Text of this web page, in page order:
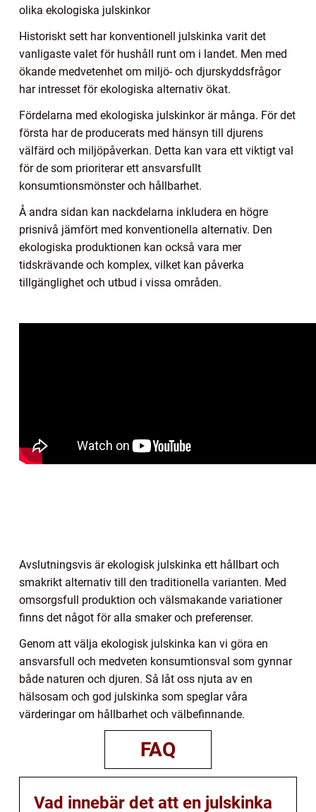
olika ekologiska julskinkor
Historiskt sett har konventionell julskinka varit det
vanligaste valet för hushåll runt om i landet. Men med
ökande medvetenhet om miljö- och djurskyddsfrågor
har intresset för ekologiska alternativ ökat.
Fördelarna med ekologiska julskinkor är många. För det
första har de producerats med hänsyn till djurens
välfärd och miljöpåverkan. Detta kan vara ett viktigt val
för de som prioriterar ett ansvarsfullt
konsumtionsmönster och hållbarhet.
Å andra sidan kan nackdelarna inkludera en högre
prisnivå jämfört med konventionella alternativ. Den
ekologiska produktionen kan också vara mer
tidskrävande och komplex, vilket kan påverka
tillgänglighet och utbud i vissa områden.
Avslutningsvis är ekologisk julskinka ett hållbart och
smakrikt alternativ till den traditionella varianten. Med
omsorgsfull produktion och välsmakande variationer
finns det något för alla smaker och preferenser.
Genom att välja ekologisk julskinka kan vi göra en
ansvarsfull och medveten konsumtionsval som gynnar
både naturen och djuren. Så låt oss njuta av en
hälsosam och god julskinka som speglar våra
värderingar om hållbarhet och välbefinnande.
FAQ
Vad innebär det att en julskinka